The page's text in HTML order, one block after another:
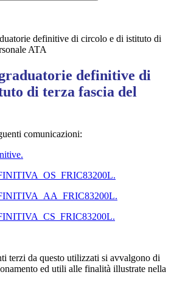
definitive di circolo e di istituto di
ATA
definitive di
di terza fascia del
comunicazioni:
terzi da questo utilizzati si avvalgono di
ed utili alle finalità illustrate nella